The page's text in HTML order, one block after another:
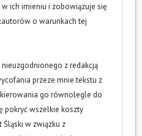
ich imieniu i zobowiązuje się
o warunkach tej
z redakcją
przeze mnie tekstu z
go równolegle do
pokryć wszelkie koszty
w związku z